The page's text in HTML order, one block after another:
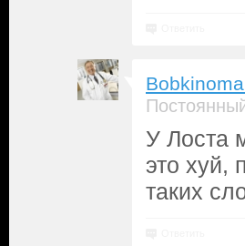
У Лоста
это хуй,
таких